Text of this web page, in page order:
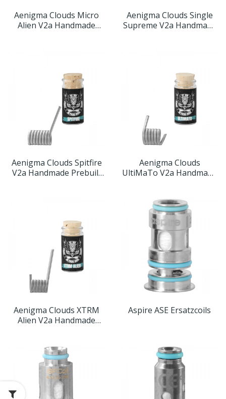
Aenigma Clouds Micro
Alien V2a Handmade
Aenigma Clouds Single
Supreme V2a Handmade
Aenigma Clouds Spitfire
V2a Handmade Prebuilt
Aenigma Clouds
UltiMaTo V2a Handmade
Aenigma Clouds XTRM
Alien V2a Handmade
Aspire ASE Ersatzcoils